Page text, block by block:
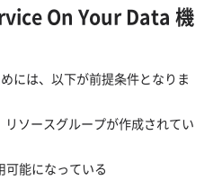
On Your Data 機
には、以下が前提条件となりま
ソースグループが作成されてい
能になっている